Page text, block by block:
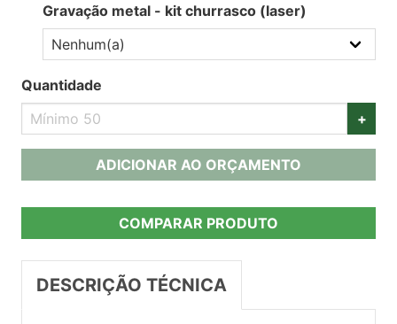
Gravação metal - kit churrasco (laser)
Quantidade
+
ADICIONAR AO ORÇAMENTO
COMPARAR PRODUTO
DESCRIÇÃO TÉCNICA